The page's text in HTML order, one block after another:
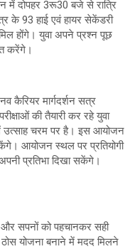
में दोपहर 3रू30 बजे से रात्रि
के 93 हाई एवं हायर सेकेंडरी
होंगे। युवा अपने प्रश्न पूछ
करेंगे।
कैरियर मार्गदर्शन सत्र
की तैयारी कर रहे युवा
उत्साह चरम पर है। इस आयोजन
आयोजन स्थल पर प्रतियोगी
प्रतिभा दिखा सकेंगे।
और सपनों को पहचानकर सही
योजना बनाने में मदद मिलने